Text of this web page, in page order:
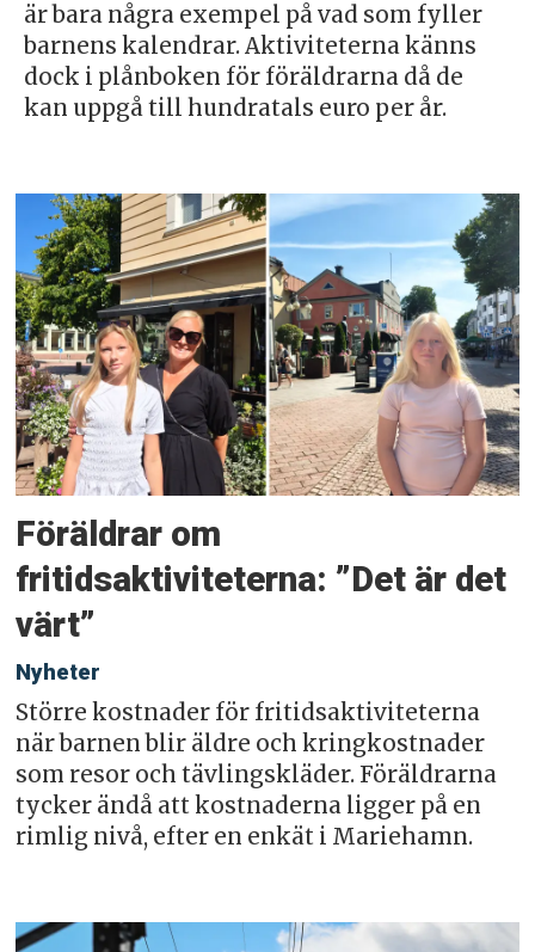
är bara några exempel på vad som fyller
barnens kalendrar. Aktiviteterna känns
dock i plånboken för föräldrarna då de
kan uppgå till hundratals euro per år.
Föräldrar om
fritidsaktiviteterna: ”Det är det
värt”
Nyheter
Större kostnader för fritidsaktiviteterna
när barnen blir äldre och kringkostnader
som resor och tävlingskläder. Föräldrarna
tycker ändå att kostnaderna ligger på en
rimlig nivå, efter en enkät i Mariehamn.